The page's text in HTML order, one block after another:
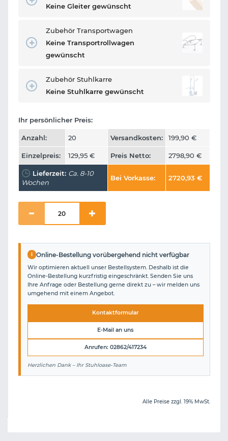
Keine Gleiter gewünscht
Zubehör Transportwagen
Keine Transportrollwagen
gewünscht
Zubehör Stuhlkarre
Keine Stuhlkarre gewünscht
Ihr persönlicher Preis:
Anzahl: 20 Versandkosten: 199,90 €
Einzelpreis: 129,95 € Preis Netto: 2798,90 €
Lieferzeit: Ca. 8-10
Wochen
Bei Vorkasse: 2720,93 €
i Online-Bestellung vorübergehend nicht verfügbar
Wir optimieren aktuell unser Bestellsystem. Deshalb ist die
Online-Bestellung kurzfristig eingeschränkt. Senden Sie uns
Ihre Anfrage oder Bestellung gerne direkt zu – wir melden uns
umgehend mit einem Angebot.
Kontaktformular
E-Mail an uns
Anrufen: 02862/417234
Herzlichen Dank – Ihr Stuhloase-Team
Alle Preise zzgl. 19% MwSt.